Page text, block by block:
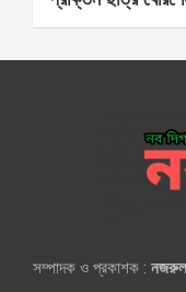
সম্পাদক ও প্রকাশক :